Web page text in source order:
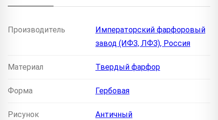
Производитель
Императорский фарфоровый
завод (ИФЗ, ЛФЗ), Россия
Материал Твердый фарфор
Форма Гербовая
Рисунок Античный